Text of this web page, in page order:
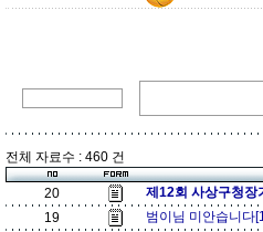
전체 자료수 : 460 건
20
제12회 사상구청장
19
범이님 미안습니